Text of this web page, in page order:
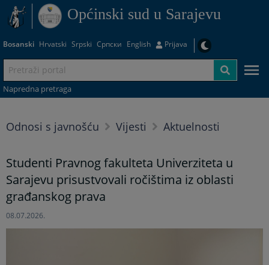
Općinski sud u Sarajevu
Bosanski Hrvatski Srpski Српски English Prijava
Napredna pretraga
Odnosi s javnošću Vijesti Aktuelnosti
Studenti Pravnog fakulteta Univerziteta u
Sarajevu prisustvovali ročištima iz oblasti
građanskog prava
08.07.2026.